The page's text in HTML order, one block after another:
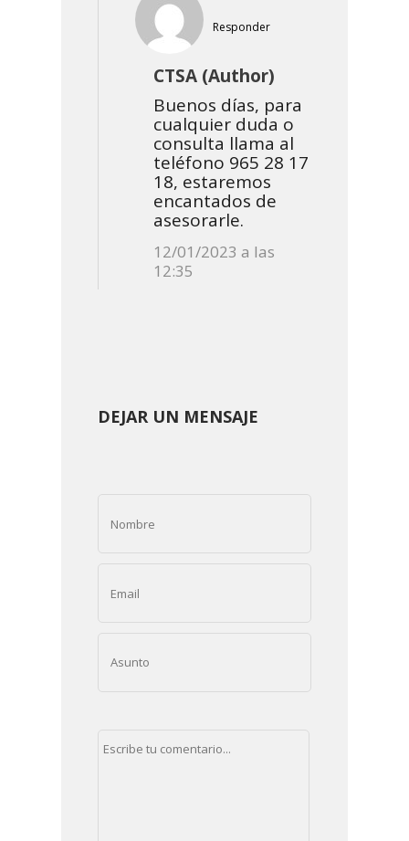
CTSA (Author)
Responder
Buenos días, para
cualquier duda o
consulta llama al
teléfono 965 28 17
18, estaremos
encantados de
asesorarle.
12/01/2023 a las
12:35
DEJAR UN MENSAJE